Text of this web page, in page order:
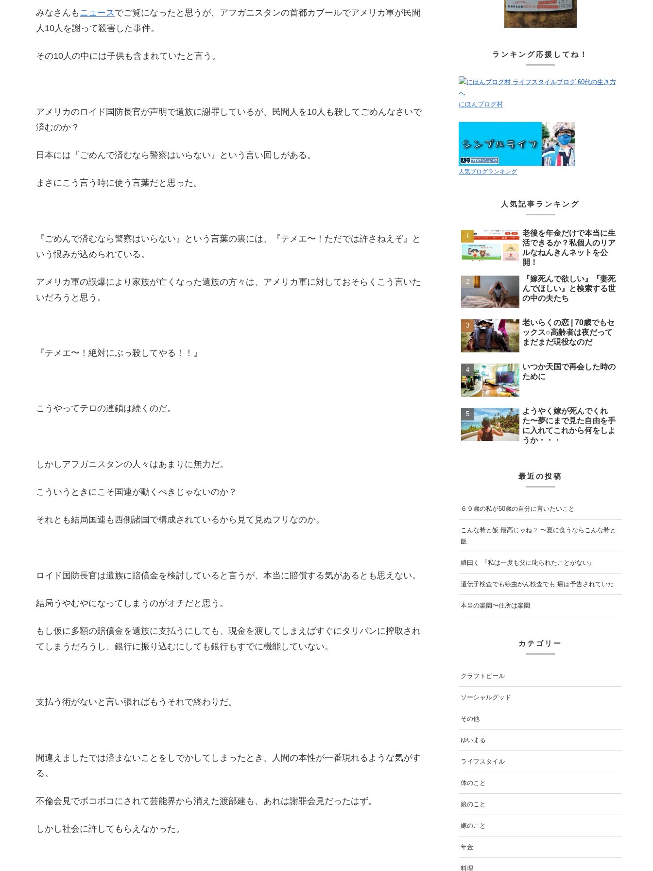
みなさんも ニュースでご覧になったと思うが、アフガニスタンの首都カブールでアメリカ軍が民間
人10人を謝って殺害した事件。
その10人の中には子供も含まれていたと言う。
アメリカのロイド国防長官が声明で遺族に謝罪しているが、民間人を10人も殺してごめんなさいで
済むのか？
日本には『ごめんで済むなら警察はいらない』という言い回しがある。
まさにこう言う時に使う言葉だと思った。
『ごめんで済むなら警察はいらない』という言葉の裏には、『テメエ〜！ただでは許さねえぞ』と
いう恨みが込められている。
アメリカ軍の誤爆により家族が亡くなった遺族の方々は、アメリカ軍に対しておそらくこう言いた
いだろうと思う。
『テメエ〜！絶対にぶっ殺してやる！！』
こうやってテロの連鎖は続くのだ。
しかしアフガニスタンの人々はあまりに無力だ。
こういうときにこそ国連が動くべきじゃないのか？
それとも結局国連も西側諸国で構成されているから見て見ぬフリなのか。
ロイド国防長官は遺族に賠償金を検討していると言うが、本当に賠償する気があるとも思えない。
結局うやむやになってしまうのがオチだと思う。
もし仮に多額の賠償金を遺族に支払うにしても、現金を渡してしまえばすぐにタリバンに搾取され
てしまうだろうし、銀行に振り込むにしても銀行もすでに機能していない。
支払う術がないと言い張ればもうそれで終わりだ。
間違えましたでは済まないことをしでかしてしまったとき、人間の本性が一番現れるような気がす
る。
不倫会見でボコボコにされて芸能界から消えた渡部建も、あれは謝罪会見だったはず。
しかし社会に許してもらえなかった。
ランキング応援してね！
にほんブログ村
人気ブログランキング
人気記事ランキング
老後を年金だけで本当に生
活できるか？私個人のリア
ルなねんきんネットを公
開！
『嫁死んで欲しい』『妻死
んでほしい』と検索する世
の中の夫たち
老いらくの恋 | 70歳でもセ
ックス○高齢者は夜だって
まだまだ現役なのだ
いつか天国で再会した時の
ために
ようやく嫁が死んでくれ
た〜夢にまで見た自由を手
に入れてこれから何をしよ
うか・・・
最近の投稿
６９歳の私が50歳の自分に言いたいこと
こんな肴と飯 最高じゃね？ 〜夏に食うならこんな肴と
飯
娘曰く 『私は一度も父に叱られたことがない』
遺伝子検査でも線虫がん検査でも 癌は予告されていた
本当の楽園〜住所は楽園
カテゴリー
クラフトビール
ソーシャルグッド
その他
ゆいまる
ライフスタイル
体のこと
娘のこと
嫁のこと
年金
料理